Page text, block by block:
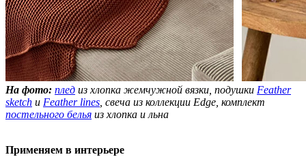
На фото: плед из хлопка жемчужной вязки, подушки Feather
sketch и Feather lines , свеча из коллекции Edge, комплект
постельного белья из хлопка и льна
Применяем в интерьере